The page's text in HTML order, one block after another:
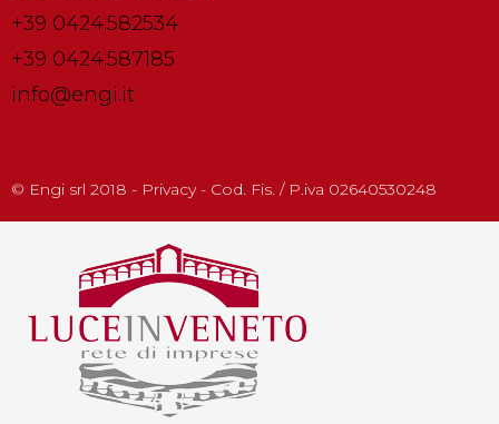
+39 0424.582534
+39 0424.587185
info@engi.it
© Engi srl 2018 - Privacy - Cod. Fis. / P.iva 02640530248